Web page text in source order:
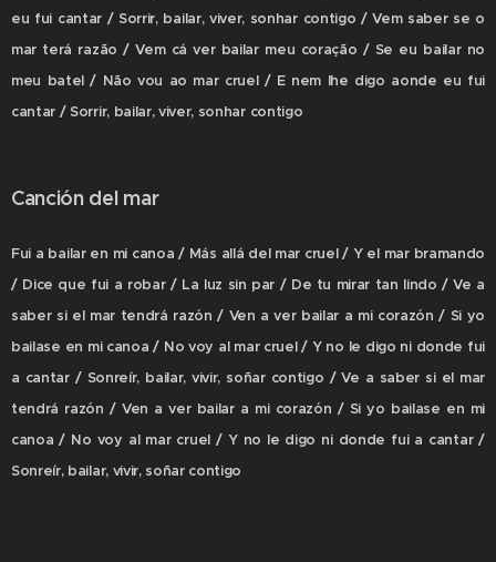
eu fui cantar / Sorrir, bailar, viver, sonhar contigo / Vem saber se o
mar terá razão / Vem cá ver bailar meu coração / Se eu bailar no
meu batel / Não vou ao mar cruel / E nem lhe digo aonde eu fui
cantar / Sorrir, bailar, viver, sonhar contigo
Canción del mar
Fui a bailar en mi canoa / Más allá del mar cruel / Y el mar bramando
/ Dice que fui a robar / La luz sin par / De tu mirar tan lindo / Ve a
saber si el mar tendrá razón / Ven a ver bailar a mi corazón / Si yo
bailase en mi canoa / No voy al mar cruel / Y no le digo ni donde fui
a cantar / Sonreír, bailar, vivir, soñar contigo / Ve a saber si el mar
tendrá razón / Ven a ver bailar a mi corazón / Si yo bailase en mi
canoa / No voy al mar cruel / Y no le digo ni donde fui a cantar /
Sonreír, bailar, vivir, soñar contigo